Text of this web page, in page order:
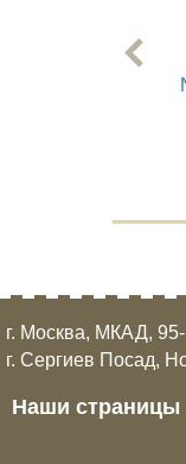
г. Москва, МКАД,
г. Сергиев Посад,
Наши